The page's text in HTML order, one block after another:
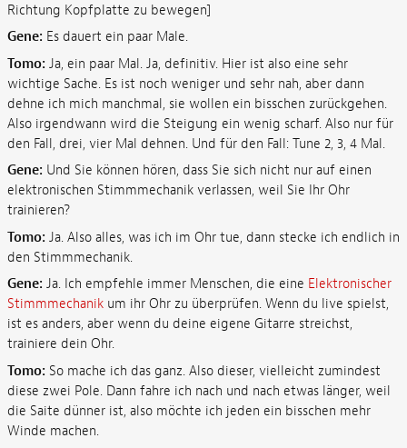
Richtung Kopfplatte zu bewegen]
Gene: Es dauert ein paar Male.
Tomo: Ja, ein paar Mal. Ja, definitiv. Hier ist also eine sehr
wichtige Sache. Es ist noch weniger und sehr nah, aber dann
dehne ich mich manchmal, sie wollen ein bisschen zurückgehen.
Also irgendwann wird die Steigung ein wenig scharf. Also nur für
den Fall, drei, vier Mal dehnen. Und für den Fall: Tune 2, 3, 4 Mal.
Gene: Und Sie können hören, dass Sie sich nicht nur auf einen
elektronischen Stimmmechanik verlassen, weil Sie Ihr Ohr
trainieren?
Tomo: Ja. Also alles, was ich im Ohr tue, dann stecke ich endlich in
den Stimmmechanik.
Gene: Ja. Ich empfehle immer Menschen, die eine Elektronischer
Stimmmechanikum ihr Ohr zu überprüfen. Wenn du live spielst,
ist es anders, aber wenn du deine eigene Gitarre streichst,
trainiere dein Ohr.
Tomo: So mache ich das ganz. Also dieser, vielleicht zumindest
diese zwei Pole. Dann fahre ich nach und nach etwas länger, weil
die Saite dünner ist, also möchte ich jeden ein bisschen mehr
Winde machen.